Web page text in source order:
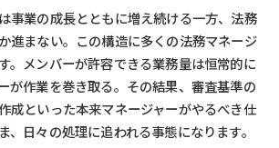
事業の成長とともに増え続ける一方、法務
進まない。この構造に多くの法務マネージ
。メンバーが許容できる業務量は恒常的に
が作業を巻き取る。その結果、審査基準の
成といった本来マネージャーがやるべき仕
、日々の処理に追われる事態になります。